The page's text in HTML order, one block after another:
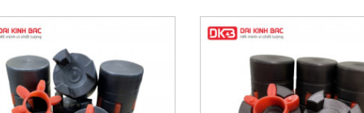
các trục. Có rất nhiều loại khớp nối, mỗi khớp nối được
tùy theo nhu cầu của doanh nghiệp. Và các loại khớp
quạt, băng chuyền băng tải, các loại bơm rời, máy xi mạ, ...
hàng có thể tham khảo các model/size khớp nối JAW
ứng dụng hoặc có thể liên hệ ngay
Hotline, Emailcủa